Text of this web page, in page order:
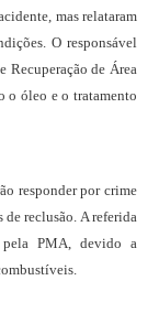
mas relataram
O responsável
Recuperação de Área
o óleo e o tratamento
responder por crime
reclusão. A referida
pela PMA, devido a